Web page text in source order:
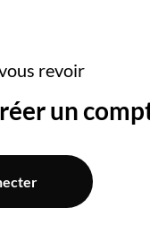
revoir
un